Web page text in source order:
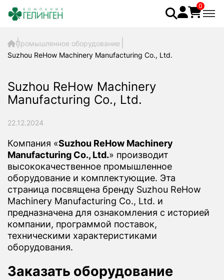
0
Промышленное оборудование
Suzhou ReHow Machinery Manufacturing Co., Ltd.
Suzhou ReHow Machinery
Manufacturing Co., Ltd.
22.12.2024
Компания «Suzhou ReHow Machinery
Manufacturing Co., Ltd.» производит
высококачественное промышленное
оборудование и комплектующие. Эта
страница посвящена бренду Suzhou ReHow
Machinery Manufacturing Co., Ltd. и
предназначена для ознакомления с историей
компании, программой поставок,
техническими характеристиками
оборудования.
Заказать оборудование